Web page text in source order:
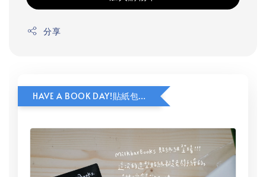
分享
HAVE A BOOK DAY!貼紙包加價購